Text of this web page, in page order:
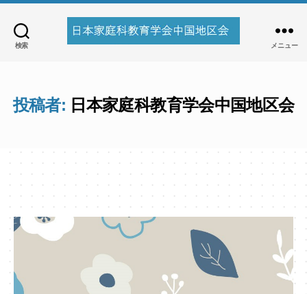
検索
庭
科
育
学
会
中
国
メニュー
投稿者: 日本家庭科教育学会中国地区会